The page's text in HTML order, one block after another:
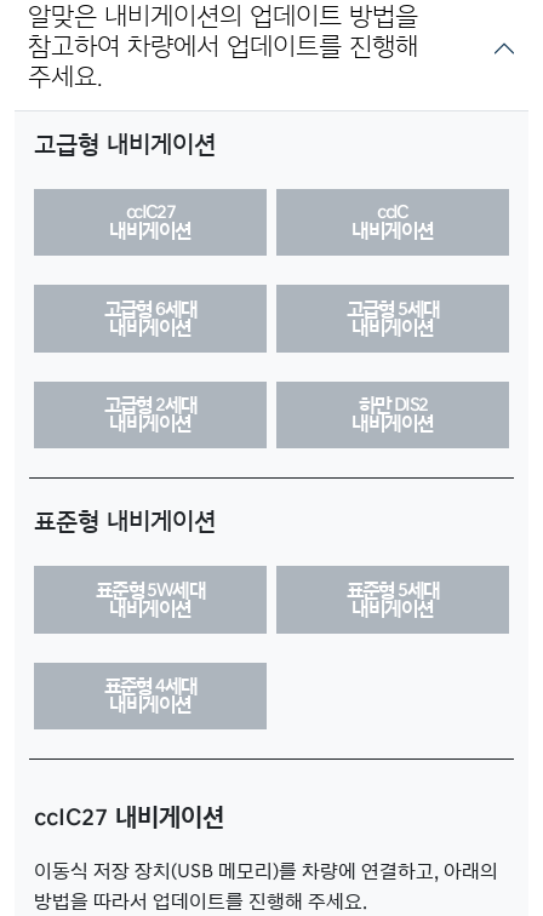
알맞은 내비게이션의 업데이트 방법을
참고하여 차량에서 업데이트를 진행해
주세요.
고급형 내비게이션
ccIC27
내비게이션
ccIC
내비게이션
고급형 6세대
내비게이션
고급형 5세대
내비게이션
고급형 2세대
내비게이션
하만 DIS2
내비게이션
표준형 내비게이션
표준형 5W세대
내비게이션
표준형 5세대
내비게이션
표준형 4세대
내비게이션
ccIC27 내비게이션
이동식 저장 장치(USB 메모리)를 차량에 연결하고, 아래의
방법을 따라서 업데이트를 진행해 주세요.